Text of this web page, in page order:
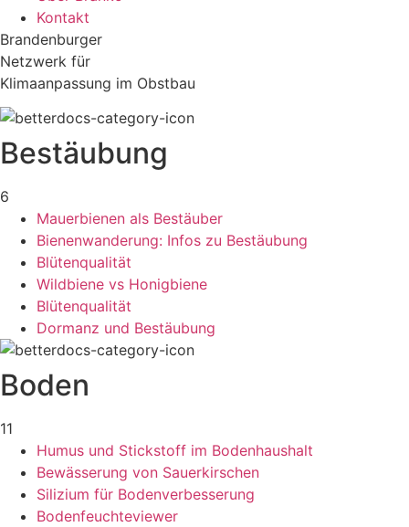
Kontakt
Brandenburger
Netzwerk für
Klimaanpassung im Obstbau
Bestäubung
6
Mauerbienen als Bestäuber
Bienenwanderung: Infos zu Bestäubung
Blütenqualität
Wildbiene vs Honigbiene
Blütenqualität
Dormanz und Bestäubung
Boden
11
Humus und Stickstoff im Bodenhaushalt
Bewässerung von Sauerkirschen
Silizium für Bodenverbesserung
Bodenfeuchteviewer